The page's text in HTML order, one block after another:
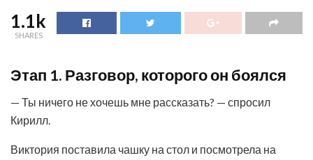
1.1k
SHARES
Этап 1. Разговор, которого он боялся
— Ты ничего не хочешь мне рассказать? — спросил
Кирилл.
Виктория поставила чашку на стол и посмотрела на